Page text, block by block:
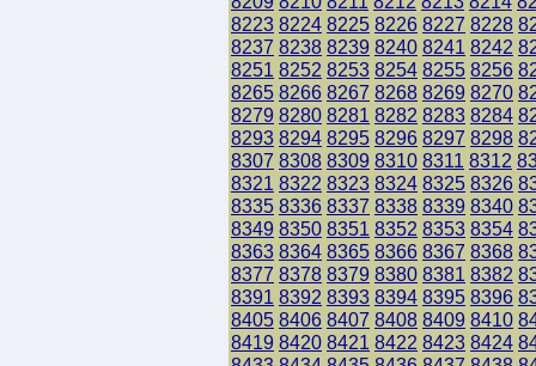
8223 8224 8225 8226 8227 8228
8237 8238 8239 8240 8241 8242
8251 8252 8253 8254 8255 8256
8265 8266 8267 8268 8269 8270
8279 8280 8281 8282 8283 8284
8293 8294 8295 8296 8297 8298
8307 8308 8309 8310 8311 8312
8321 8322 8323 8324 8325 8326
8335 8336 8337 8338 8339 8340
8349 8350 8351 8352 8353 8354
8363 8364 8365 8366 8367 8368
8377 8378 8379 8380 8381 8382
8391 8392 8393 8394 8395 8396
8405 8406 8407 8408 8409 8410
8419 8420 8421 8422 8423 8424